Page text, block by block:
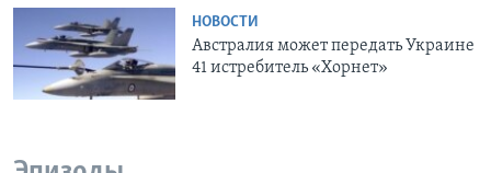
НОВОСТИ
Австралия может передать Украине
41 истребитель «Хорнет»